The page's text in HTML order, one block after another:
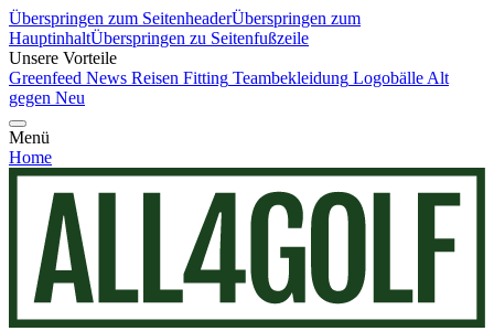
Überspringen zum SeitenheaderÜberspringen zum
HauptinhaltÜberspringen zu Seitenfußzeile
Unsere Vorteile
Greenfeed News Reisen Fitting Teambekleidung Logobälle Alt
gegen Neu
Menü
Home